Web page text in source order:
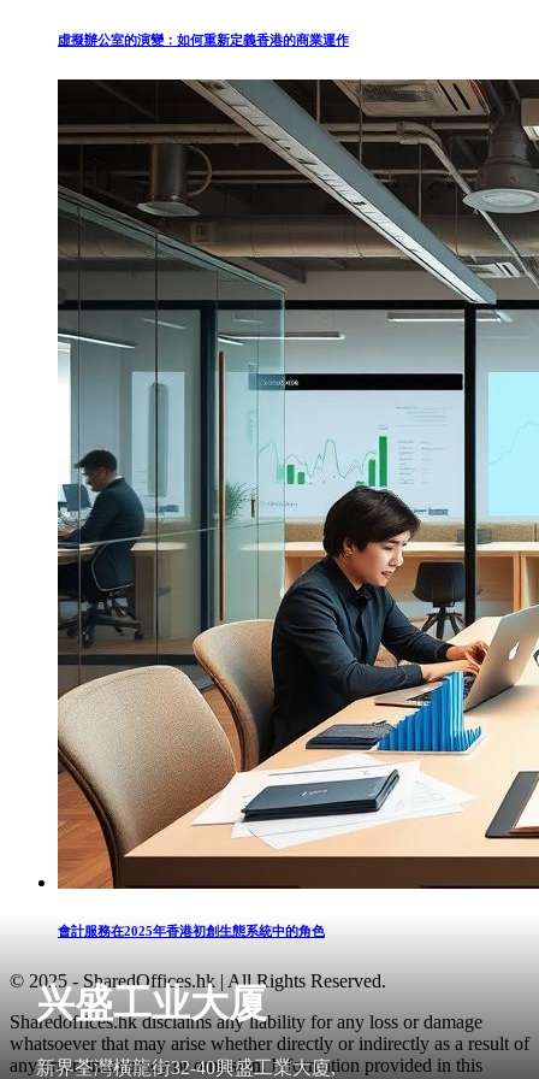
兴盛工业大厦
新界荃灣橫龍街32-40興盛工業大廈,
虛擬辦公室的演變：如何重新定義香港的商業運作
會計服務在2025年香港初創生態系統中的角色
© 2025 - SharedOffices.hk | All Rights Reserved.
Sharedoffices.hk disclaims any liability for any loss or damage
whatsoever that may arise whether directly or indirectly as a result of
any error, inaccuracy or omission. Information provided in this